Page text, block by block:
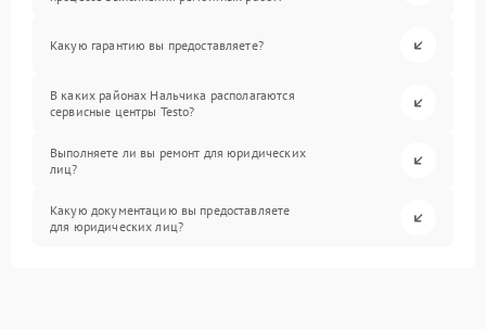
Какую гарантию вы предоставляете?
В каких районах Нальчика располагаются
сервисные центры Testo?
Выполняете ли вы ремонт для юридических
лиц?
Какую документацию вы предоставляете
для юридических лиц?